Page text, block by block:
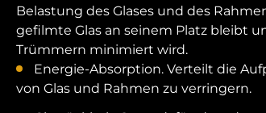
Belastung des Glases und des
gefilmte Glas an seinem Platz bleibt
Trümmern minimiert wird.
Energie-Absorption. Verteilt die
von Glas und Rahmen zu verringern.